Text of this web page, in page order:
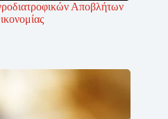
Αποβλήτων